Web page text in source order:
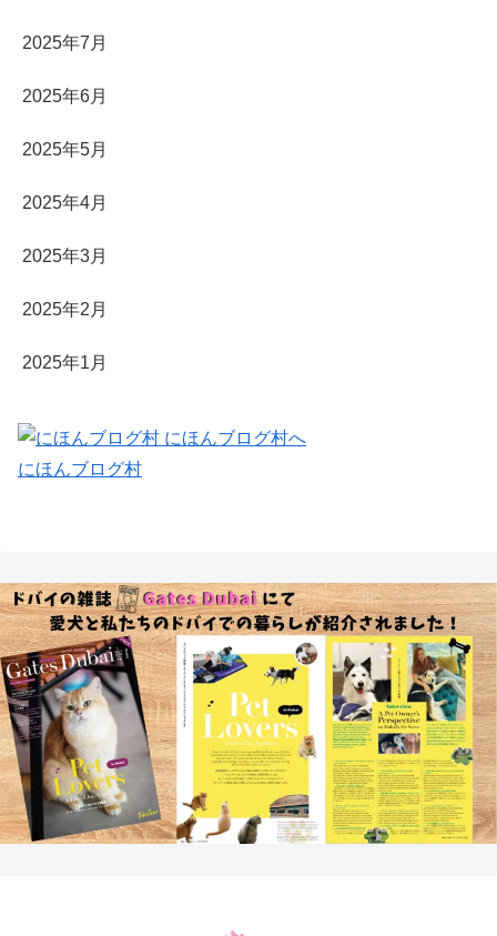
2025年7月
2025年6月
2025年5月
2025年4月
2025年3月
2025年2月
2025年1月
にほんブログ村